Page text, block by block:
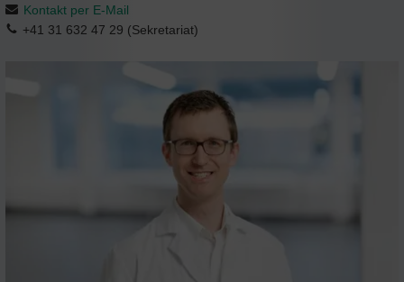
Kontakt per E-Mail
+41 31 632 47 29 (Sekretariat)